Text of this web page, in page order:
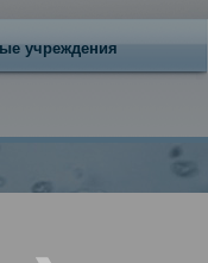
учреждения